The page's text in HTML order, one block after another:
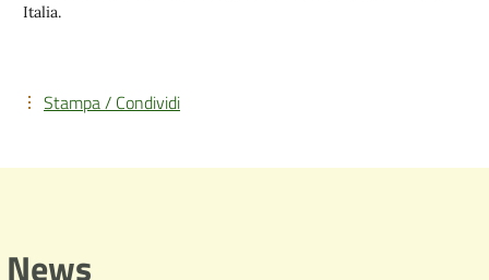
Italia.
Stampa / Condividi
News